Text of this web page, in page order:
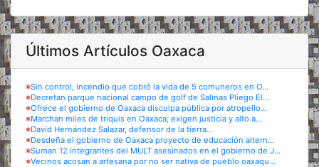
Últimos Artículos Oaxaca
※Sin control, incendio que cobró la vida de 5 comuneros en O...
※Decretan parque nacional campo de golf de Salinas Pliego El...
※Ofrece el gobierno de Oaxaca disculpa pública por atropello...
※Marchan miles de triquis en Oaxaca; exigen justicia y alto a...
※David Hernández Salazar, defensor de la tierra...
※Desdeña el gobierno de Oaxaca proyecto de educación altern...
※Suman 12 integrantes del MULT asesinados en el gobierno de J...
※Vecinos acosan a artesana por no ser nativa de pueblo oaxaqu...